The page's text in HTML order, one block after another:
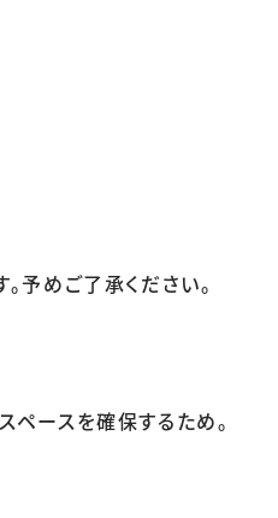
予めご了承ください。
ースを確保するため。